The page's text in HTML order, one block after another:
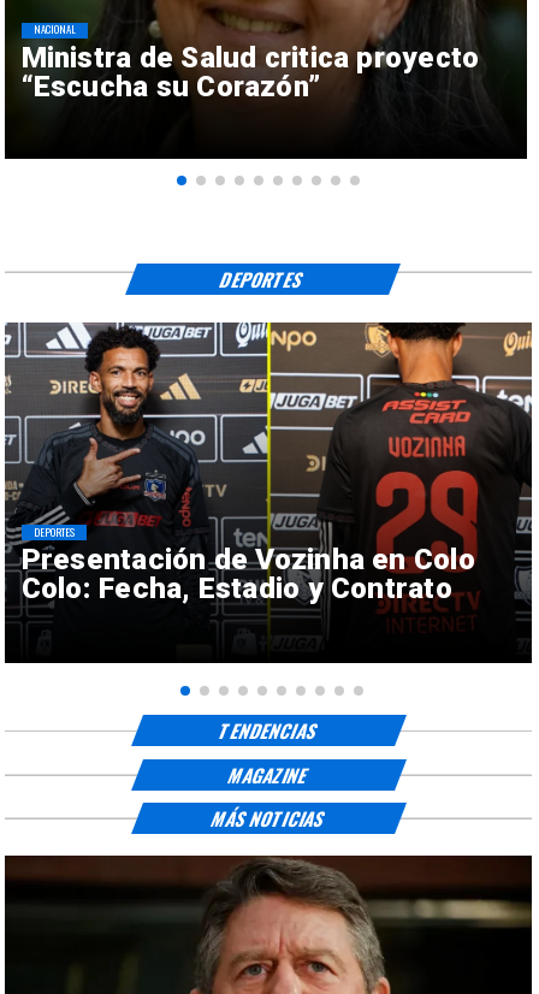
Ministra de Salud critica proyecto
“Escucha su Corazón”
NACIONAL
Presentación de Vozinha en Colo
Colo: Fecha, Estadio y Contrato
DEPORTES
DEPORTES
TENDENCIAS
MAGAZINE
MÁS NOTICIAS